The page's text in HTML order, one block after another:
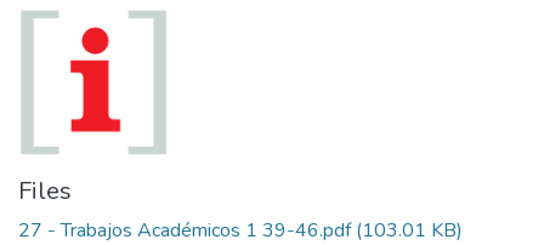
Files
27 - Trabajos Académicos 1 39-46.pdf(103.01 KB)